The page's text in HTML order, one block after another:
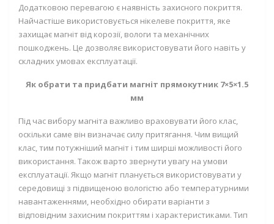
Додатковою перевагою є наявність захисного покриття.
Найчастіше використовується нікелеве покриття, яке
захищає магніт від корозії, вологи та механічних
пошкоджень. Це дозволяє використовувати його навіть у
складних умовах експлуатації.
Як обрати та придбати магніт прямокутник 7×5×1.5
мм
Під час вибору магніта важливо враховувати його клас,
оскільки саме він визначає силу притягання. Чим вищий
клас, тим потужніший магніт і тим ширші можливості його
використання. Також варто звернути увагу на умови
експлуатації. Якщо магніт планується використовувати у
середовищі з підвищеною вологістю або температурними
навантаженнями, необхідно обирати варіанти з
відповідним захисним покриттям і характеристиками. Тип